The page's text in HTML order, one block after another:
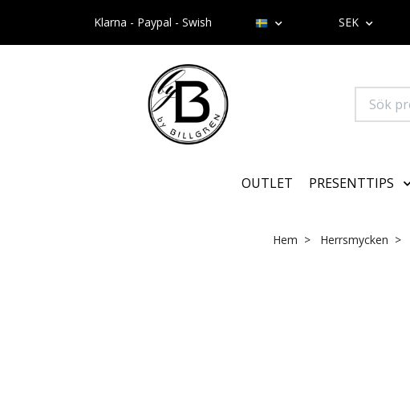
Klarna - Paypal - Swish SEK
OUTLET PRESENTTIPS
Hem Herrsmycken